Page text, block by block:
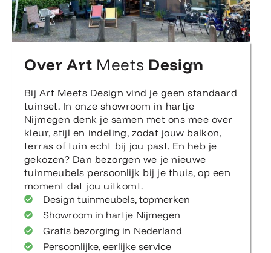
Over Art Meets Design
Bij Art Meets Design vind je geen standaard
tuinset. In onze showroom in hartje
Nijmegen denk je samen met ons mee over
kleur, stijl en indeling, zodat jouw balkon,
terras of tuin echt bij jou past. En heb je
gekozen? Dan bezorgen we je nieuwe
tuinmeubels persoonlijk bij je thuis, op een
moment dat jou uitkomt.
Design tuinmeubels, topmerken
Showroom in hartje Nijmegen
Gratis bezorging in Nederland
Persoonlijke, eerlijke service